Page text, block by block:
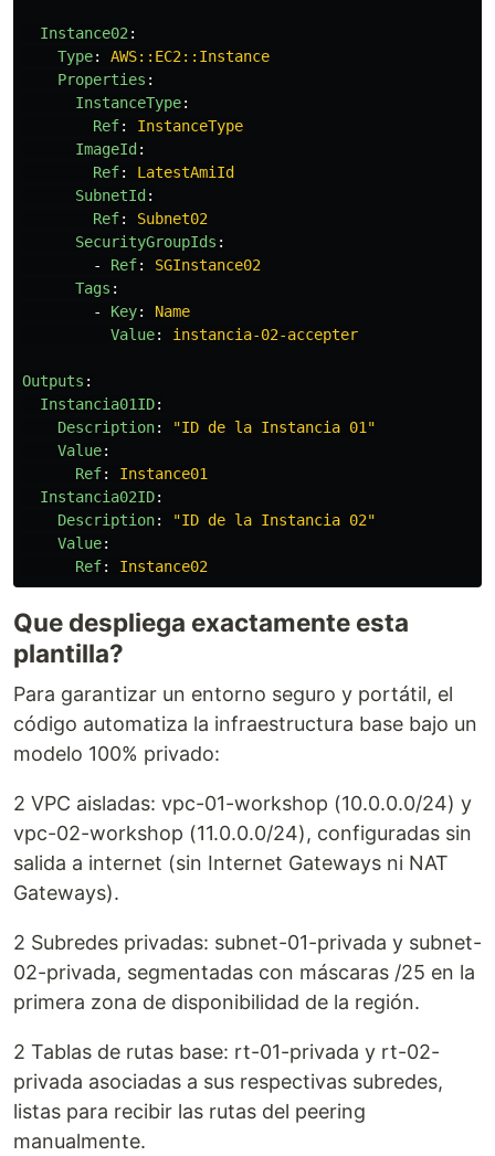
Instance02 :
Type:
AWS::EC2::Instance
Properties :
InstanceType:
Ref:
InstanceType
ImageId :
Ref:
LatestAmiId
SubnetId :
Ref:
Subnet02
SecurityGroupIds :
-
Ref:
SGInstance02
Tags :
-
Key:
Name
Value: instancia-02-accepter
Outputs :
Instancia01ID:
Description: "ID de la Instancia 01"
Value:
Ref:
Instance01
Instancia02ID:
Description: "ID de la Instancia 02"
Value:
Ref: Instance02
Que despliega exactamente esta
plantilla?
Para garantizar un entorno seguro y portátil, el
código automatiza la infraestructura base bajo un
modelo 100% privado:
2 VPC aisladas: vpc-01-workshop (10.0.0.0/24) y
vpc-02-workshop (11.0.0.0/24), configuradas sin
salida a internet (sin Internet Gateways ni NAT
Gateways).
2 Subredes privadas: subnet-01-privada y subnet-
02-privada, segmentadas con máscaras /25 en la
primera zona de disponibilidad de la región.
2 Tablas de rutas base: rt-01-privada y rt-02-
privada asociadas a sus respectivas subredes,
listas para recibir las rutas del peering
manualmente.